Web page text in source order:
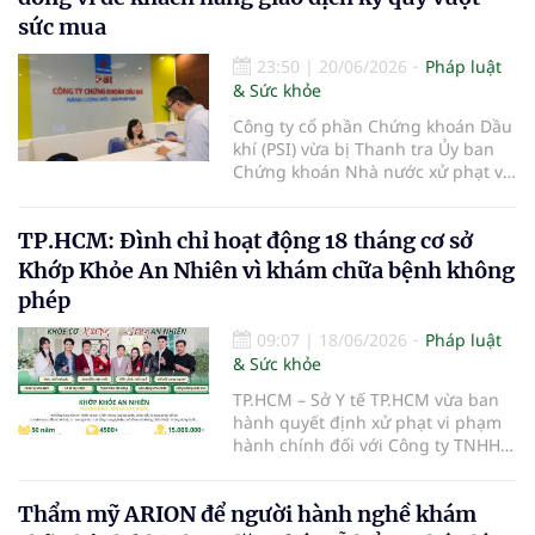
phạm trong hoạt động khám, chữa
sức mua
23:50 | 20/06/2026
Pháp luật
& Sức khỏe
Công ty cổ phần Chứng khoán Dầu
khí (PSI) vừa bị Thanh tra Ủy ban
Chứng khoán Nhà nước xử phạt vi
khoán.
TP.HCM: Đình chỉ hoạt động 18 tháng cơ sở
Khớp Khỏe An Nhiên vì khám chữa bệnh không
phép
09:07 | 18/06/2026
Pháp luật
& Sức khỏe
TP.HCM – Sở Y tế TP.HCM vừa ban
hành quyết định xử phạt vi phạm
hành chính đối với Công ty TNHH
vụ khám bệnh, chữa bệnh khi chưa
Thẩm mỹ ARION để người hành nghề khám